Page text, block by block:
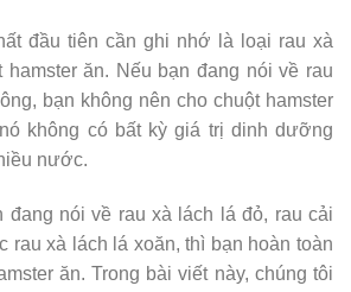
đầu tiên cần ghi nhớ là loại rau xà
hamster ăn. Nếu bạn đang nói về rau
bạn không nên cho chuột hamster
không có bất kỳ giá trị dinh dưỡng
nước.
đang nói về rau xà lách lá đỏ, rau cải
rau xà lách lá xoăn, thì bạn hoàn toàn
ăn. Trong bài viết này, chúng tôi